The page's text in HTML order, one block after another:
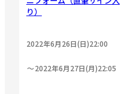
り）
2022年6月26日(日)22:00
2022年6月27日(月)22:05